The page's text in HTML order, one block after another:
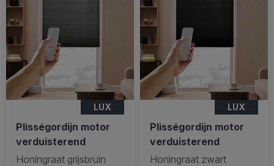
LUX
Plisségordijn motor
verduisterend
Honingraat grijsbruin
LUX
Plisségordijn motor
verduisterend
Honingraat zwart